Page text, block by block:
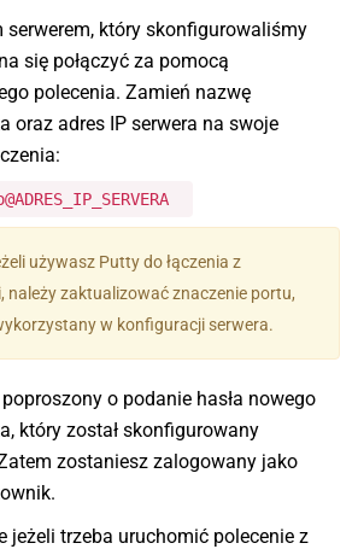
serwerem, który skonfigurowaliśmy
się połączyć za pomocą
polecenia. Zamień nazwę
oraz adres IP serwera na swoje
używasz Putty do łączenia z
należy zaktualizować znaczenie portu,
w konfiguracji serwera.
o podanie hasła nowego
który został skonfigurowany
zostaniesz zalogowany jako
jeżeli trzeba uruchomić polecenie z